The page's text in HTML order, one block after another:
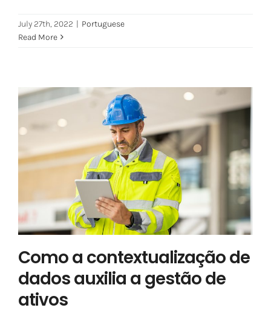
July 27th, 2022 | Portuguese
Read More
Como a contextualização de
dados auxilia a gestão de ativos
Portuguese
Como a contextualização de
dados auxilia a gestão de
ativos